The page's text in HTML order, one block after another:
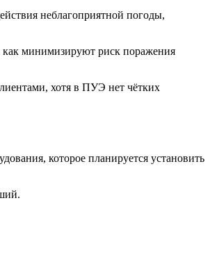
неблагоприятной погоды,
как минимизируют риск поражения
хотя в ПУЭ нет чётких
которое планируется установить